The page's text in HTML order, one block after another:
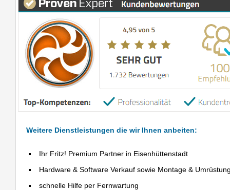
Weitere Dienstleistungen die wir Ihnen anbeiten:
Ihr Fritz! Premium Partner in Eisenhüttenstadt
Hardware & Software Verkauf sowie Montage &
schnelle Hilfe per Fernwartung